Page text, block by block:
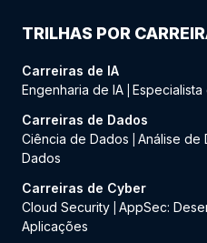
TRILHAS POR
Carreiras de IA
Engenharia de IA Especialista
Carreiras de Dados
Ciência de Dados
Análise de
Dados
Carreiras de Cyber
Cloud Security AppSec:
Aplicações